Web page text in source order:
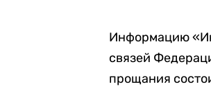
Информацию
связей
прощания